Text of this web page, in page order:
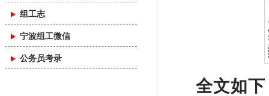
组工志
宁波组工微信
公务员考录
全文如下